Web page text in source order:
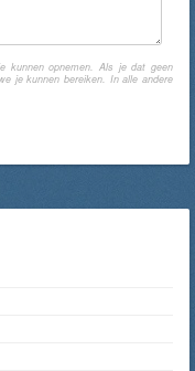
kunnen opnemen. Als je dat geen
je kunnen bereiken. In alle andere